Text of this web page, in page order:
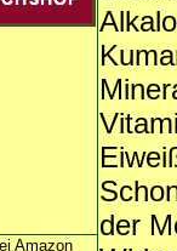
der
Amazon